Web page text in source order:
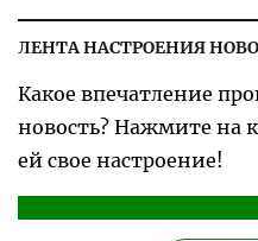
ЛЕНТА НАСТРОЕНИЯ
Какое впечатление
новость? Нажмите на
ей свое настроение!